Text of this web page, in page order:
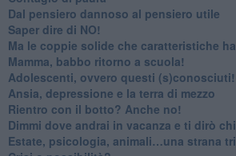
​Dal pensiero dannoso al pensiero utile
​Saper dire di NO!
​Ma le coppie solide che caratteristiche
​Mamma, babbo ritorno a scuola!
Adolescenti, ovvero questi (s)conosciuti!
Ansia, depressione e la terra di mezzo
​Rientro con il botto? Anche no!
Dimmi dove andrai in vacanza e ti dirò
​Estate, psicologia, animali…una strana